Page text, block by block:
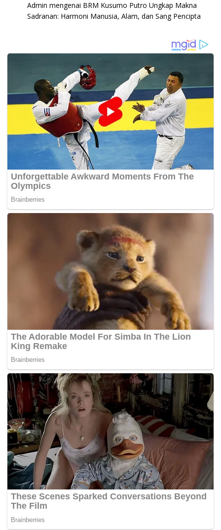
Admin mengenai BRM Kusumo Putro Ungkap Makna
Sadranan: Harmoni Manusia, Alam, dan Sang Pencipta